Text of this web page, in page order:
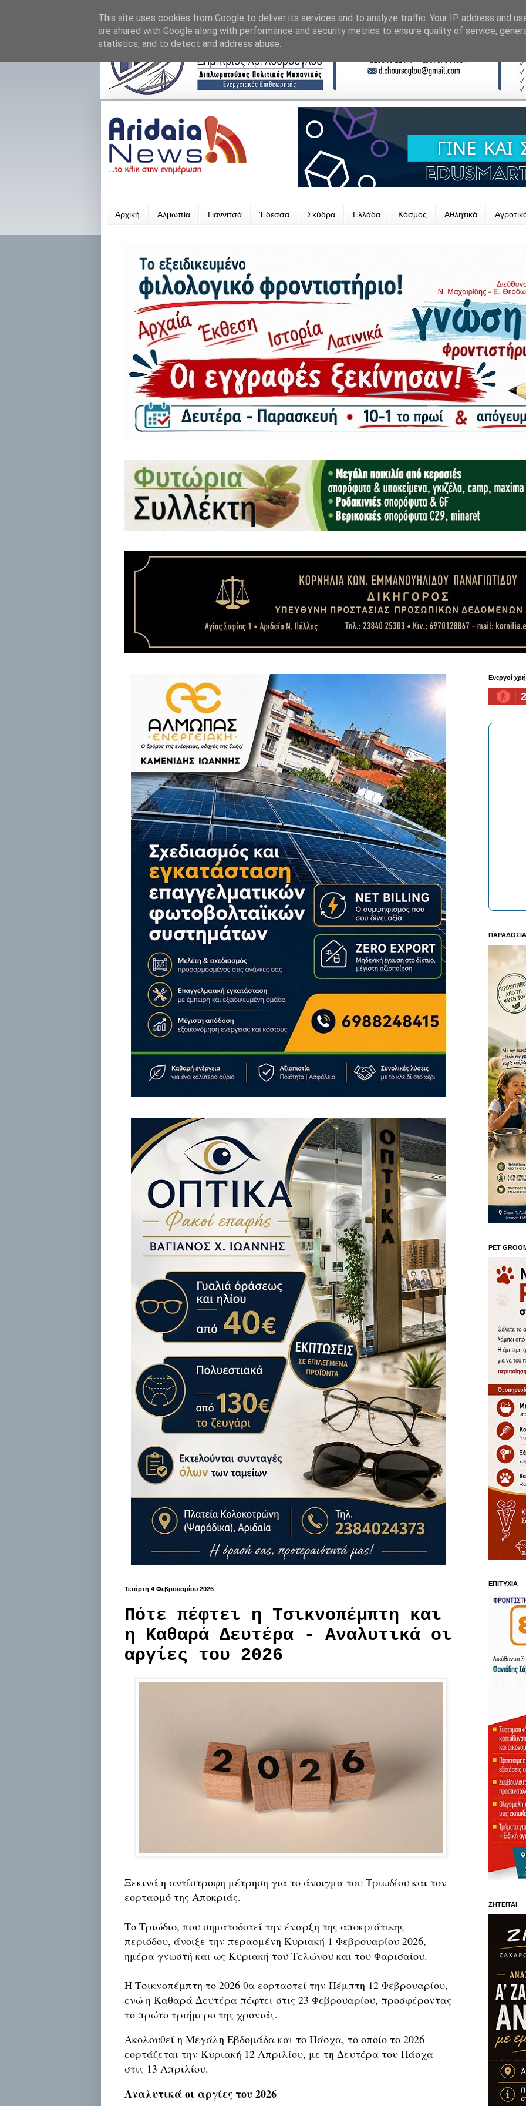
Αρχική Αλμωπία Γιαννιτσά Έδεσσα Σκύδρα Ελλάδα Κόσμος Αθλητικά
Τετάρτη 4 Φεβρουαρίου 2026
Πότε πέφτει η Τσικνοπέμπτη και
η Καθαρά Δευτέρα - Αναλυτικά οι
αργίες του 2026
Ξεκινά η αντίστροφη μέτρηση για το άνοιγμα του Τριωδίου και τον
εορτασμό της Αποκριάς.
Το Τριώδιο, που σηματοδοτεί την έναρξη της αποκριάτικης
περιόδου, άνοιξε την περασμένη Κυριακή 1 Φεβρουαρίου 2026,
ημέρα γνωστή και ως Κυριακή του Τελώνου και του Φαρισαίου.
Η Τσικνοπέμπτη το 2026 θα εορταστεί την Πέμπτη 12 Φεβρουαρίου,
ενώ η Καθαρά Δευτέρα πέφτει στις 23 Φεβρουαρίου, προσφέροντας
το πρώτο τριήμερο της χρονιάς.
Ακολουθεί η Μεγάλη Εβδομάδα και το Πάσχα, το οποίο το 2026
εορτάζεται την Κυριακή 12 Απριλίου, με τη Δευτέρα του Πάσχα
στις 13 Απριλίου.
Αναλυτικά οι αργίες του 2026
Ενεργοί
PET
ΕΠΙΤΥΧΙΑ
ΖΗΤΕΙΤΑΙ
This site uses cookies from Google to deliver its services and to analyze traffic. Your IP address and
are shared with Google along with performance and security metrics to ensure quality of service,
statistics, and to detect and address abuse.